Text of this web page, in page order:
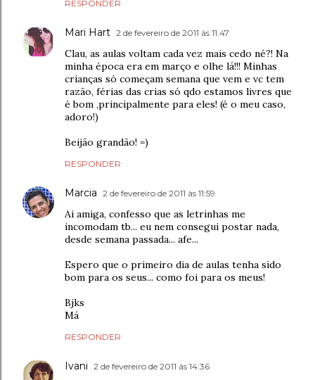
RESPONDER
Mari Hart 2 de fevereiro de 2011 às 11:47
Clau, as aulas voltam cada vez mais cedo né?! Na
minha época era em março e olhe lá!!! Minhas
crianças só começam semana que vem e vc tem
razão, férias das crias só qdo estamos livres que
é bom ,principalmente para eles! (é o meu caso,
adoro!)
Beijão grandão! =)
RESPONDER
Marcia 2 de fevereiro de 2011 às 11:59
Ai amiga, confesso que as letrinhas me
incomodam tb... eu nem consegui postar nada,
desde semana passada... afe...
Espero que o primeiro dia de aulas tenha sido
bom para os seus... como foi para os meus!
Bjks
Má
RESPONDER
Ivani 2 de fevereiro de 2011 às 14:36